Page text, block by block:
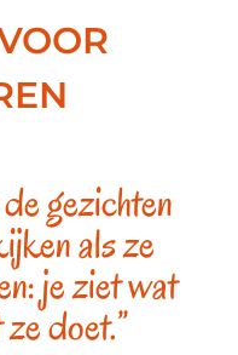
gezichten
als ze
je ziet wat
doet.”